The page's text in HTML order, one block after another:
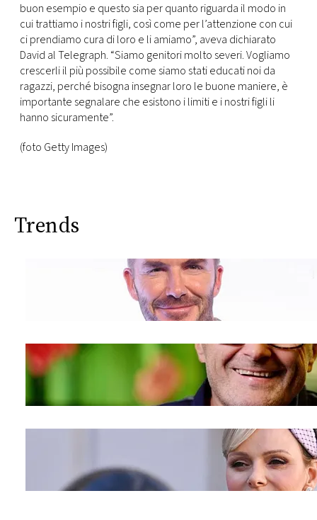
buon esempio e questo sia per quanto riguarda il modo in
cui trattiamo i nostri figli, così come per l’attenzione con cui
ci prendiamo cura di loro e li amiamo”, aveva dichiarato
David al Telegraph. “Siamo genitori molto severi. Vogliamo
crescerli il più possibile come siamo stati educati noi da
ragazzi, perché bisogna insegnar loro le buone maniere, è
importante segnalare che esistono i limiti e i nostri figli li
hanno sicuramente”.
(foto Getty Images)
Trends